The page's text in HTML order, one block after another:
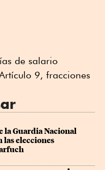
de salario
9, fracciones
la Guardia Nacional
las elecciones